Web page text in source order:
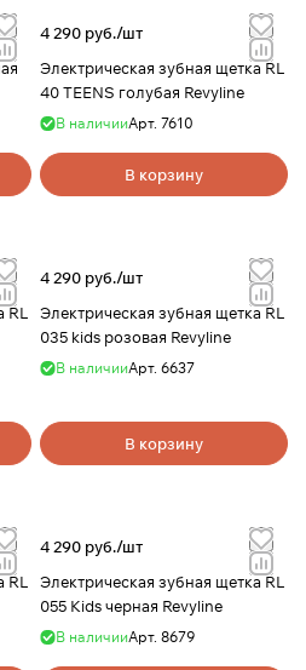
4 290 руб./шт
Электрическая зубная щетка RL
40 TEENS голубая Revyline
В наличииАрт. 7610
В корзину
4 290 руб./шт
Электрическая зубная щетка RL
035 kids розовая Revyline
В наличииАрт. 6637
В корзину
4 290 руб./шт
Электрическая зубная щетка RL
055 Kids черная Revyline
В наличииАрт. 8679